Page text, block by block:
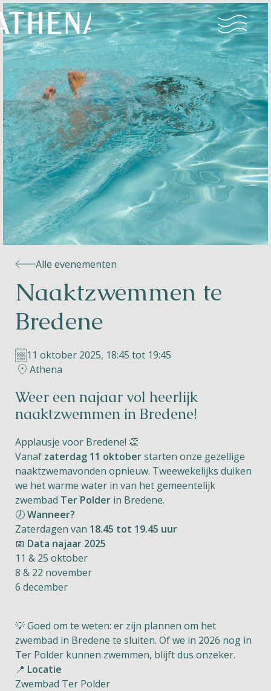
Naturisme
Community
Kalender
Parken
Le Perron
Helios
Contact
NL FR
Apple App Store
Alle evenementen
Naaktzwemmen te
Bredene
11 oktober 2025, 18:45 tot 19:45
Athena
Weer een najaar vol heerlijk
naaktzwemmen in Bredene!
Applausje voor Bredene! 👏
Vanaf zaterdag 11 oktoberstarten onze gezellige
naaktzwemavonden opnieuw. Tweewekelijks duiken
we het warme water in van het gemeentelijk
zwembad Ter Polder in Bredene.
🕖Wanneer?
Zaterdagen van 18.45 tot 19.45 uur
📅 Data najaar 2025
11 & 25 oktober
8 & 22 november
6 december
💡 Goed om te weten: er zijn plannen om het
zwembad in Bredene te sluiten. Of we in 2026 nog in
Ter Polder kunnen zwemmen, blijft dus onzeker.
📍 Locatie
Zwembad Ter Polder